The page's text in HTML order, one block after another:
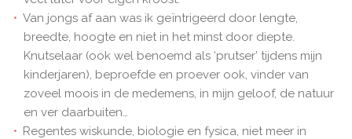
Van jongs af aan was ik geïntrigeerd door lengte,
breedte, hoogte en niet in het minst door diepte.
Knutselaar (ook wel benoemd als ‘prutser’ tijdens mijn
kinderjaren), beproefde en proever ook, vinder van
zoveel moois in de medemens, in mijn geloof, de natuur
en ver daarbuiten…
Regentes wiskunde, biologie en fysica, niet meer in